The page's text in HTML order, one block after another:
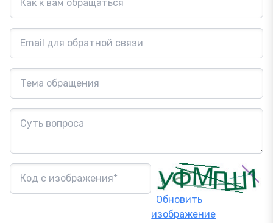
Обновить
изображение